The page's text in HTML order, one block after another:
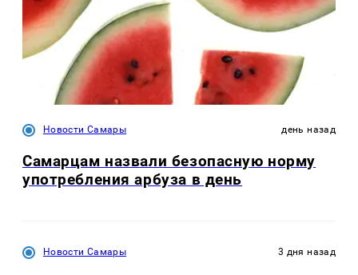
Новости Самары день назад
Самарцам назвали безопасную норму
употребления арбуза в день
Новости Самары 3 дня назад